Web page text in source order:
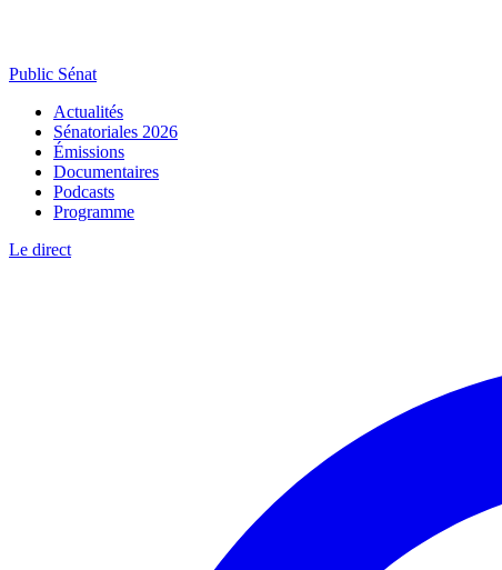
Public Sénat
Actualités
Sénatoriales 2026
Émissions
Documentaires
Podcasts
Programme
Le direct